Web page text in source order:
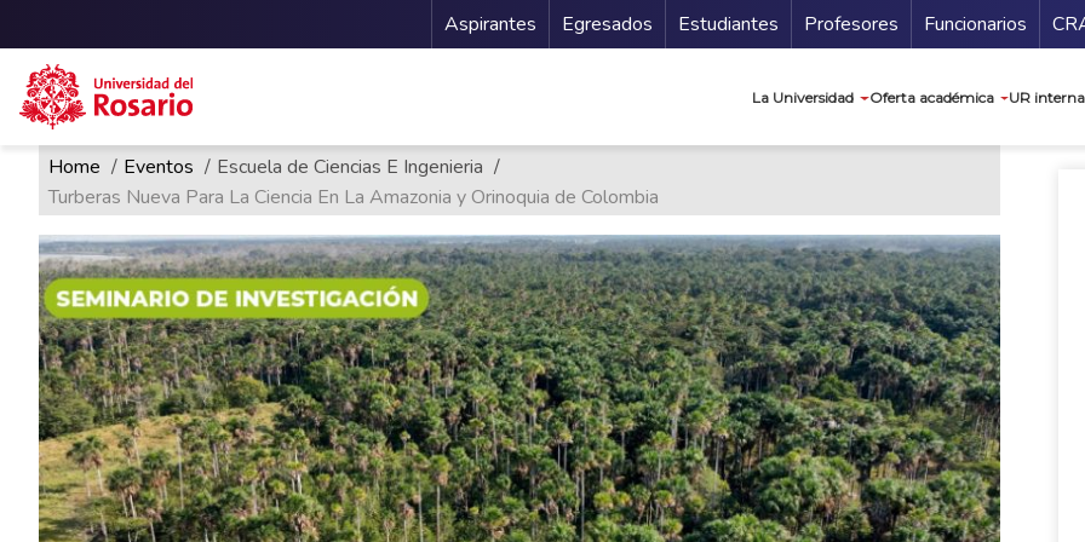
Pasar al contenido principal
Menu Secundario
Aspirantes Egresados Estudiantes Profesores Funcionarios
La Universidad Oferta académica UR
Ruta de navegación
Home Eventos
Escuela de Ciencias E Ingenieria
Turberas Nueva Para La Ciencia En La Amazonia y Orinoquia de Colombia